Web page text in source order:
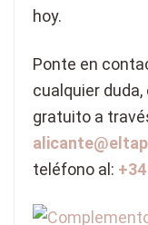
hoy.
Ponte en
cualquier
gratuito a
teléfono al: